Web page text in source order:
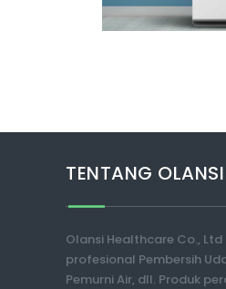
TENTANG OLANSI
Olansi Healthcare Co.,
profesional Pembersih
Pemurni Air, dll. Produk